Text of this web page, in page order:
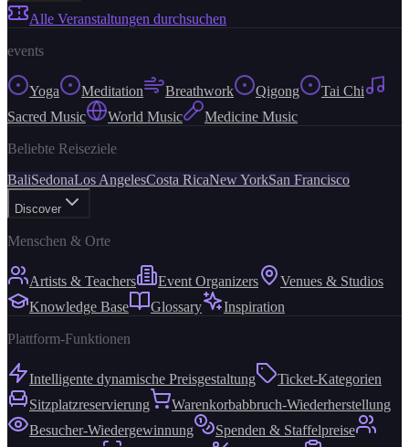
Alle Veranstaltungen durchsuchen
events
Yoga Meditation Breathwork Qigong
Tai Chi
Sacred Music
World Music Medicine Music
Beliebte Reiseziele
BaliSedonaLos AngelesCosta RicaNew YorkSan Francisco
Discover
Menschen & Orte
Artists & Teachers Event Organizers
Venues & Studios
Knowledge Base
Glossary Inspiration
Plattform-Funktionen
Intelligente dynamische Preisgestaltung
Ticket-Kategorien
Sitzplatzreservierung
Warenkorbabbruch-Wiederherstellung
Besucher-Wiedergewinnung
Spenden & Staffelpreise